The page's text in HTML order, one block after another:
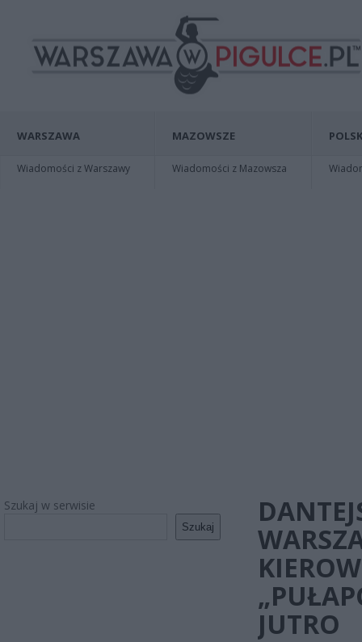
WARSZAWA
Wiadomości z Warszawy
MAZOWSZE
Wiadomości z Mazowsza
Szukaj w serwisie
Szukaj
JUTRO